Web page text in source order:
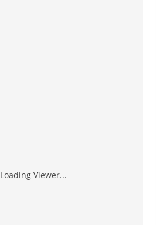
Loading Viewer...